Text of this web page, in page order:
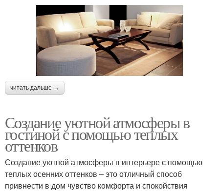
читать дальше →
Создание уютной атмосферы в
гостиной с помощью теплых
оттенков
Создание уютной атмосферы в интерьере с помощью
теплых осенних оттенков – это отличный способ
привнести в дом чувство комфорта и спокойствия